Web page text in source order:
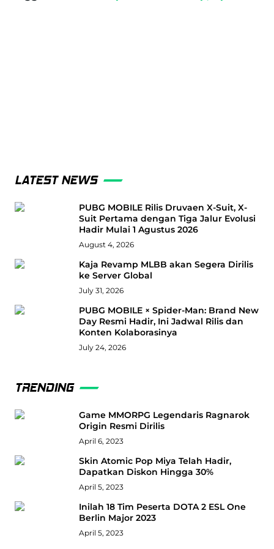
LATEST NEWS
PUBG MOBILE Rilis Druvaen X-Suit, X-
Suit Pertama dengan Tiga Jalur Evolusi
Hadir Mulai 1 Agustus 2026
August 4, 2026
Kaja Revamp MLBB akan Segera Dirilis
ke Server Global
July 31, 2026
PUBG MOBILE × Spider-Man: Brand New
Day Resmi Hadir, Ini Jadwal Rilis dan
Konten Kolaborasinya
July 24, 2026
TRENDING
Game MMORPG Legendaris Ragnarok
Origin Resmi Dirilis
April 6, 2023
Skin Atomic Pop Miya Telah Hadir,
Dapatkan Diskon Hingga 30%
April 5, 2023
Inilah 18 Tim Peserta DOTA 2 ESL One
Berlin Major 2023
April 5, 2023